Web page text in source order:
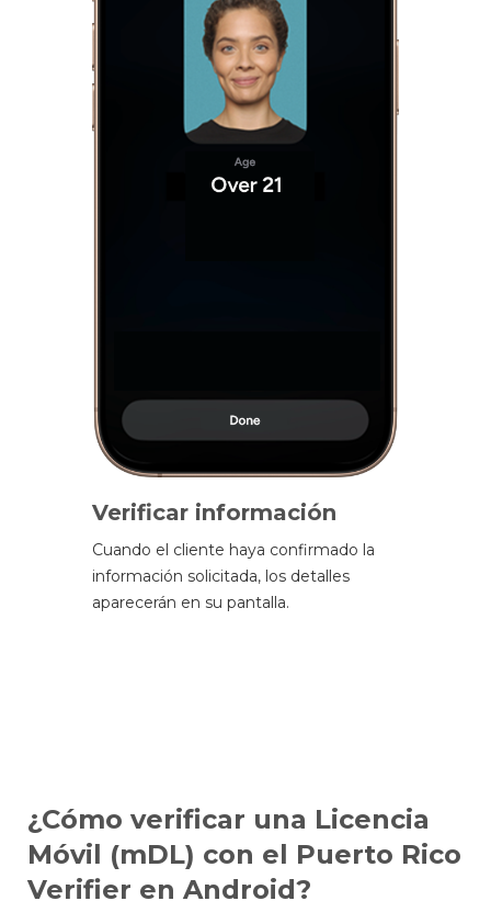
Verificar información
Cuando el cliente haya confirmado la
información solicitada, los detalles
aparecerán en su pantalla.
¿Cómo verificar una Licencia
Móvil (mDL) con el Puerto Rico
Verifier en Android?